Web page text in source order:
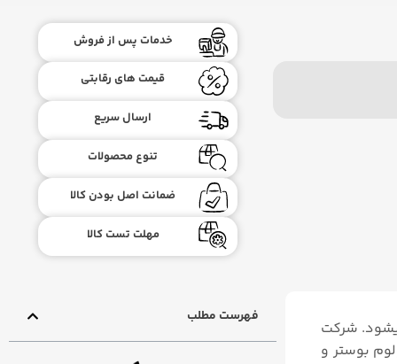
خدمات پس از فروش
قیمت های رقابتی
ارسال سریع
تنوع محصولات
ضمانت اصل بودن کالا
مهلت تست کالا
شرکت
بوستر و
فهرست مطلب